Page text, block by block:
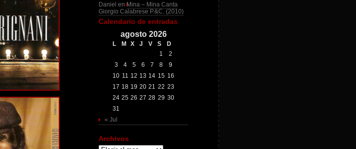
Daniel en Mina – Mina Canta
Giorgio Calabrese P.&C. (2010)
Calendario de entradas
agosto 2026
L M X J V S
D
1
2
3
4 5 6 7 8
9
10 11 12 13 14 15 16
17 18 19 20 21 22 23
24 25 26 27 28 29 30
31
« Jul
Archivos
Archivos